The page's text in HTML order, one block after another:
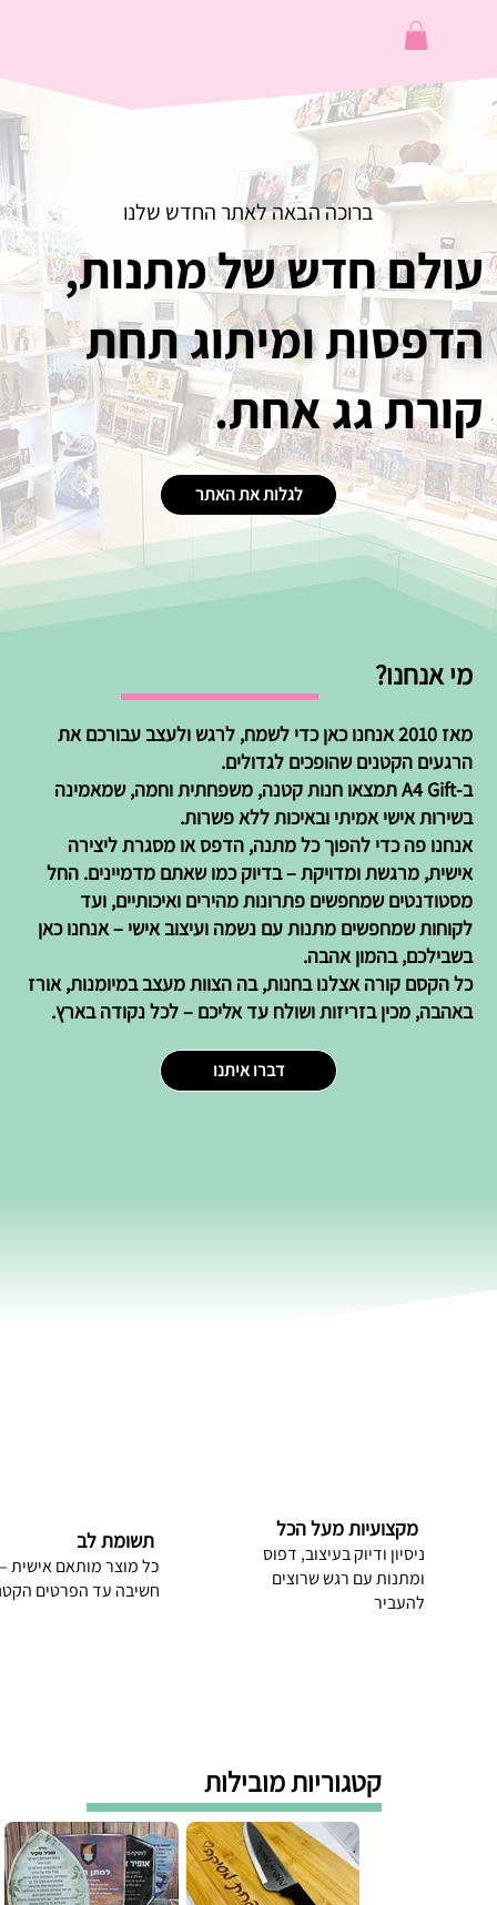
עולם חדש של מתנות,
הדפסות ומיתוג תחת
קורת גג אחת.
ברוכה הבאה לאתר החדש שלנו
לגלות את האתר
מי אנחנו?
מאז 2010 אנחנו כאן כדי לשמח, לרגש ולעצב עבורכם את
הרגעים הקטנים שהופכים לגדולים.
ב-A4 Gift תמצאו חנות קטנה, משפחתית וחמה, שמאמינה
בשירות אישי אמיתי ובאיכות ללא פשרות.
אנחנו פה כדי להפוך כל מתנה, הדפס או מסגרת ליצירה
אישית, מרגשת ומדויקת – בדיוק כמו שאתם מדמיינים. החל
מסטודנטים שמחפשים פתרונות מהירים ואיכותיים, ועד
לקוחות שמחפשים מתנות עם נשמה ועיצוב אישי – אנחנו כאן
בשבילכם, בהמון אהבה.
כל הקסם קורה אצלנו בחנות, בה הצוות מעצב במיומנות, אורז
באהבה, מכין בזריזות ושולח עד אליכם – לכל נקודה בארץ.
דברו איתנו
מקצועיות מעל הכל
ניסיון ודיוק בעיצוב, דפוס
ומתנות עם רגש שרוצים
להעביר
תשומת לב
כל מוצר מותאם אישית
חשיבה עד הפרטים
קטגוריות מובילות